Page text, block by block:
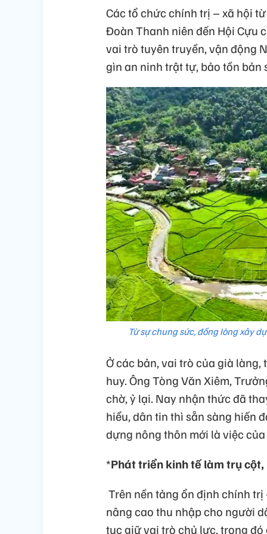
Các tổ chức chính trị – xã hội
Đoàn Thanh niên đến Hội Cựu
vai trò tuyên truyền, vận động
gìn an ninh trật tự, bảo tồn bản
Từ sự chung sức, đồng lòng xây
Ở các bản, vai trò của già
huy. Ông Tòng Văn Xiêm,
chờ, ỷ lại. Nay nhận thức đã
hiểu, dân tin thì sẵn sàng hiến
dựng nông thôn mới là việc
*Phát triển kinh tế làm trụ
Trên nền tảng ổn định chính
nâng cao thu nhập cho người
tục giữ vai trò chủ lực, trong